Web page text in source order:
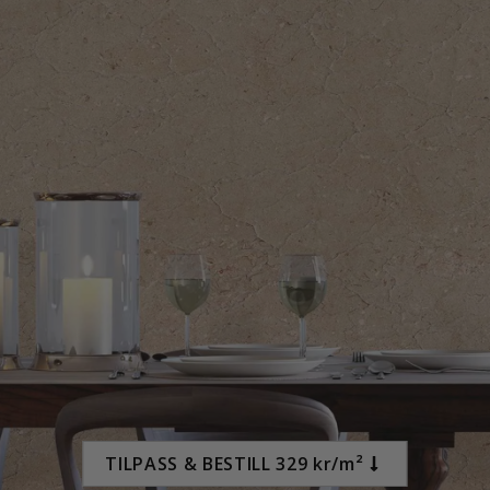
95,00 Kr
TILPASS & BESTILL 329 kr/m²